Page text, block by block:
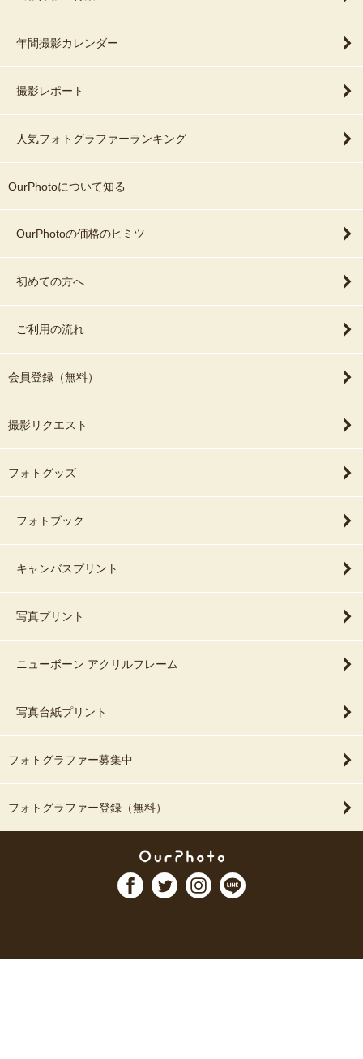
年間撮影カレンダー
撮影レポート
人気フォトグラファーランキング
OurPhotoについて知る
OurPhotoの価格のヒミツ
初めての方へ
ご利用の流れ
会員登録（無料）
撮影リクエスト
フォトグッズ
フォトブック
キャンバスプリント
写真プリント
ニューボーン アクリルフレーム
写真台紙プリント
フォトグラファー募集中
フォトグラファー登録（無料）